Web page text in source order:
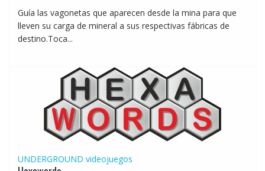
Guía las vagonetas que aparecen desde la mina para que
lleven su carga de mineral a sus respectivas fábricas de
destino.Toca...
UNDERGROUND videojuegos